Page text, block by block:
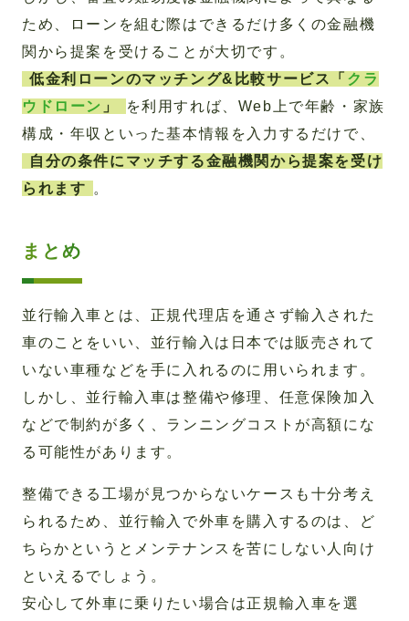
ため、ローンを組む際はできるだけ多くの金融機
関から提案を受けることが大切です。
低金利ローンのマッチング&比較サービス「 クラ
ウドローン 」
を利用すれば、Web上で年齢・家族
構成・年収といった基本情報を入力するだけで、
自分の条件にマッチする金融機関から提案を受け
られます
。
まとめ
並行輸入車とは、正規代理店を通さず輸入された
車のことをいい、並行輸入は日本では販売されて
いない車種などを手に入れるのに用いられます。
しかし、並行輸入車は整備や修理、任意保険加入
などで制約が多く、ランニングコストが高額にな
る可能性があります。
整備できる工場が見つからないケースも十分考え
られるため、並行輸入で外車を購入するのは、ど
ちらかというとメンテナンスを苦にしない人向け
といえるでしょう。
安心して外車に乗りたい場合は正規輸入車を選